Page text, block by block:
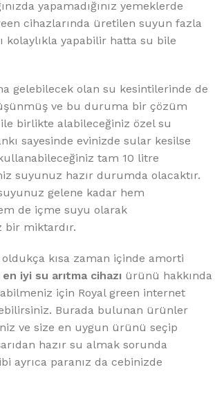
yapamadığınız yemeklerde
cihazlarında üretilen suyun fazla
kolaylıkla yapabilir hatta su bile
gelebilecek olan su kesintilerinde de
ve bu duruma bir çözüm
birlikte alabileceğiniz özel su
sayesinde evinizde sular kesilse
tam 10 litre
suyunuz hazır durumda olacaktır.
gelene kadar hem
de içme suyu olarak
bir miktardır.
oldukça kısa zaman içinde amorti
en iyi su arıtma cihazı ürünü hakkında
için Royal green internet
Burada bulunan ürünler
ve size en uygun ürünü seçip
hazır su almak sorunda
ayrıca paranız da cebinizde